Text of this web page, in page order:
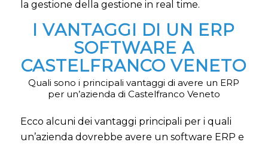
la gestione della gestione in real time.
I VANTAGGI DI UN ERP
SOFTWARE A
CASTELFRANCO VENETO
Quali sono i principali vantaggi di avere un ERP
per un’azienda di Castelfranco Veneto
Ecco alcuni dei vantaggi principali per i quali
un’azienda dovrebbe avere un software ERP e